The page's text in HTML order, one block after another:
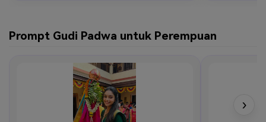
Prompt Gudi Padwa untuk Perempuan
›